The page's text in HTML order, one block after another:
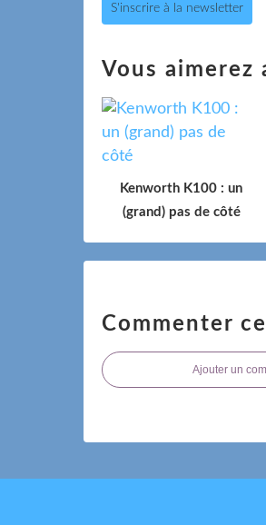
S'inscrire à la newsletter
Vous aimerez
Kenworth K100 : un
(grand) pas de côté
Commenter
Ajouter un